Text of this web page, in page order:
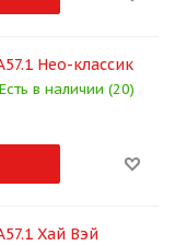
Нео-классик
Есть в наличии (20)
Хай Вэй